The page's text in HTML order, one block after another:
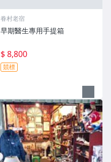
眷村老宿
早期醫生專用手提箱
$ 8,800
競標